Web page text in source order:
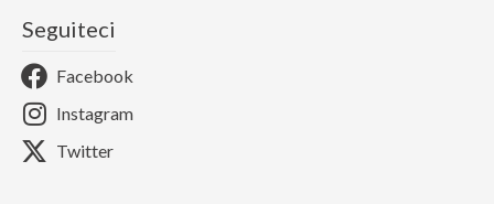
Seguiteci
Facebook
Instagram
Twitter